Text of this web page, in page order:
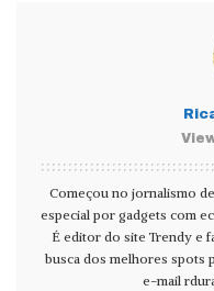
Começou no jornalismo
especial por gadgets com
É editor do site Trendy e
busca dos melhores spots
e-mail